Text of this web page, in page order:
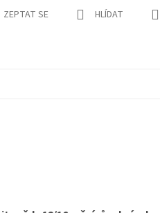
ZEPTAT SE HLÍDAT